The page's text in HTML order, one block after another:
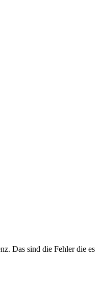
Das sind die Fehler die es